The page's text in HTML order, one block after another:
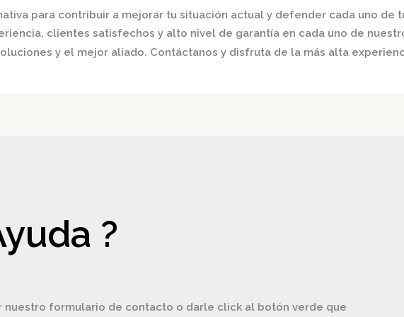
para contribuir a mejorar tu situación actual y defender cada uno de
clientes satisfechos y alto nivel de garantía en cada uno de
y el mejor aliado. Contáctanos y disfruta de la más alta
?
nuestro formulario de contacto o darle click al botón verde que